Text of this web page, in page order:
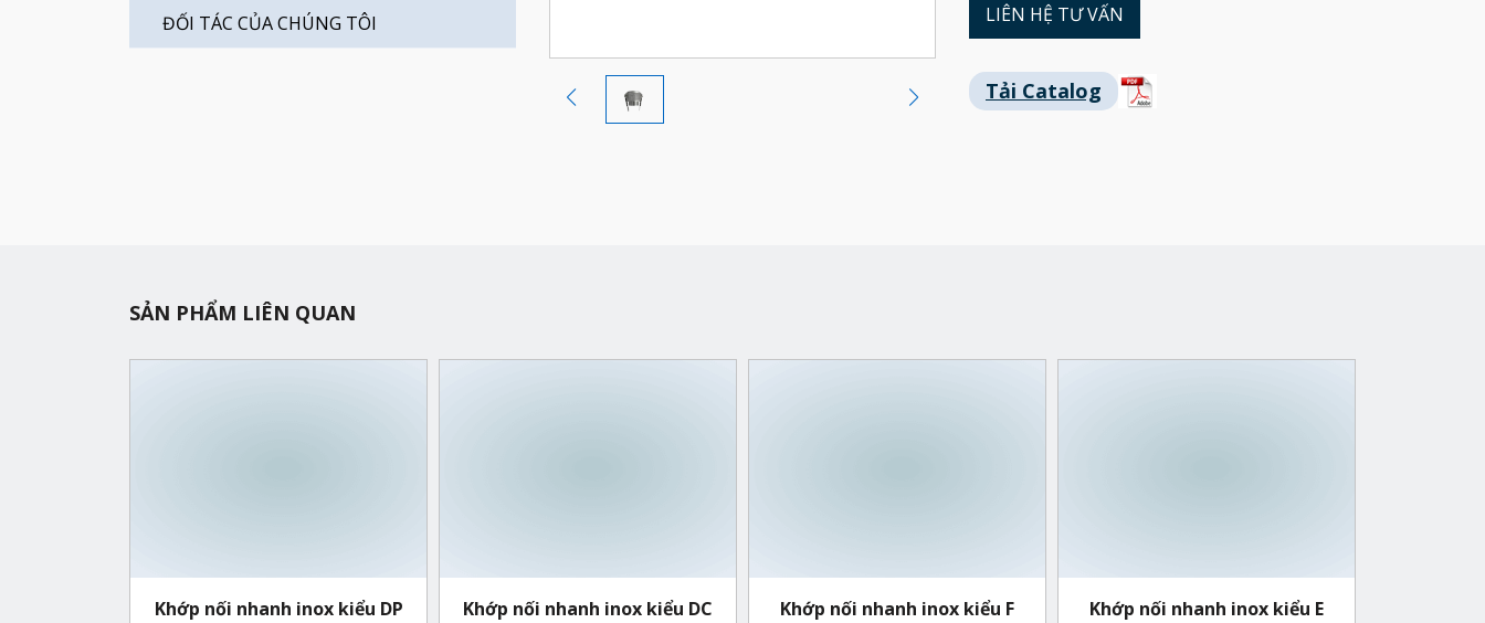
ĐỐI TÁC CỦA CHÚNG TÔI LIÊN HỆ TƯ VẤN
Tải Catalog
SẢN PHẨM LIÊN QUAN
Khớp nối nhanh inox kiểu DP Khớp nối nhanh inox kiểu DC Khớp nối nhanh inox kiểu F Khớp nối nhanh inox kiểu E